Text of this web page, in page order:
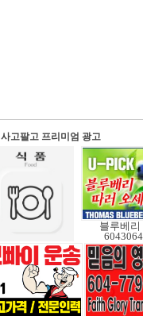
사고팔고 프리미엄 광고
블루베리